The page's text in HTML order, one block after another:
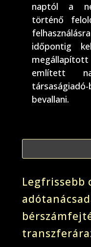
naptól a
történő
időpontig
említett
bevallani.
Legfrissebb